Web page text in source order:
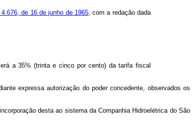
de 16 de junho de 1965, com a redação dada
a 35% (trinta e cinco por cento) da tarifa fiscal
expressa autorização do poder concedente, observados os
desta ao sistema da Companhia Hidroelétrica do São